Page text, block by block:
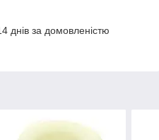
днів за домовленістю